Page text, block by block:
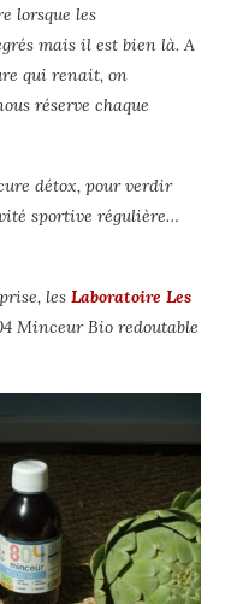
lorsque les
mais il est bien là. A
qui renait, on
réserve chaque
détox, pour verdir
sportive régulière…
les Laboratoire Les
Minceur Bio redoutable